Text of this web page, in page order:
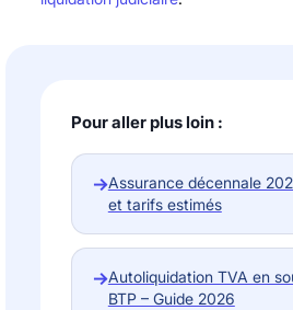
Pour aller plus loin :
→Assurance décennale
et tarifs estimés
→Autoliquidation TVA en
BTP – Guide 2026